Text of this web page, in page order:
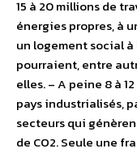
15 à 20 millions de
énergies propres, à
un logement social
pourraient, entre
elles. – A peine 8 à
pays industrialisés,
secteurs qui
de CO2. Seule une